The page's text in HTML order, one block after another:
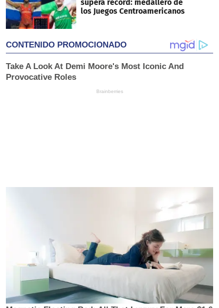
supera récord: medallero de
los Juegos Centroamericanos